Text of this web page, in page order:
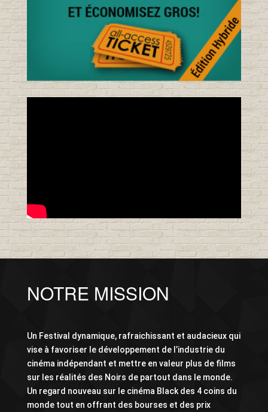
NOTRE MISSION
Un Festival dynamique, rafraichissant et audacieux qui
vise à favoriser le développement de l’industrie du
cinéma indépendant et mettre en valeur plus de films
sur les réalités des Noirs de partout dans le monde.
Un regard nouveau sur le cinéma Black des 4 coins du
monde tout en offrant des bourses et des prix